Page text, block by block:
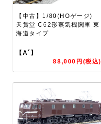
【中古】1/80(HOゲージ)
天賞堂 C62形蒸気機関車 東
海道タイプ
【A´】
88,000円(税込)